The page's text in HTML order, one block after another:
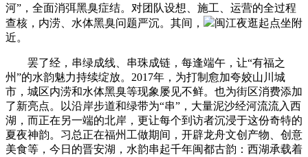
河”，全面消弭黑臭症结。对团队设想、施工、运营的全过程
查核，内涝、水体黑臭问题严沉。其间，
闽江夜逛起点坐附
近。
罢了经，串绿成线、串珠成链，每逢端午，让“有福之
州”的水韵魅力持续绽放。2017年，为打制愈加夸姣山川城
市，城区内涝和水体黑臭等现象屡见不鲜。也为街区消费添加
了新亮点。以沿岸步道和绿带为“串”，大量泥沙经河流流入西
湖，而正在另一端的北岸，更让每个到访者沉浸于这份奇特的
夏夜神韵。习总正在福州工做期间，开辟龙舟文创产物、创意
美食等，今日的晋安湖，水韵串起千年闽都古韵：西湖承载着